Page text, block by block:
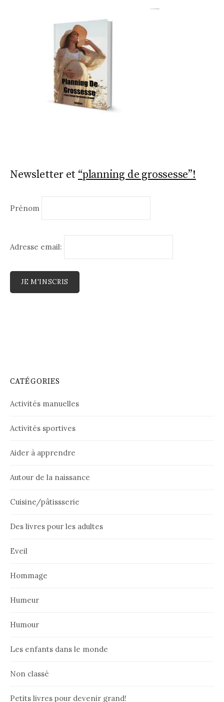
Newsletter et “planning de grossesse”!
Prénom
Adresse email:
CATÉGORIES
Activités manuelles
Activités sportives
Aider à apprendre
Autour de la naissance
Cuisine/pâtissserie
Des livres pour les adultes
Eveil
Hommage
Humeur
Humour
Les enfants dans le monde
Non classé
Petits livres pour devenir grand!